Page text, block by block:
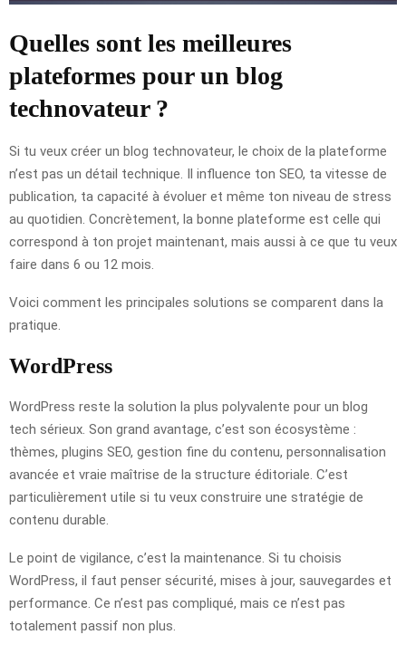
Quelles sont les meilleures
plateformes pour un blog
technovateur ?
Si tu veux créer un blog technovateur, le choix de la plateforme
n’est pas un détail technique. Il influence ton SEO, ta vitesse de
publication, ta capacité à évoluer et même ton niveau de stress
au quotidien. Concrètement, la bonne plateforme est celle qui
correspond à ton projet maintenant, mais aussi à ce que tu veux
faire dans 6 ou 12 mois.
Voici comment les principales solutions se comparent dans la
pratique.
WordPress
WordPress reste la solution la plus polyvalente pour un blog
tech sérieux. Son grand avantage, c’est son écosystème :
thèmes, plugins SEO, gestion fine du contenu, personnalisation
avancée et vraie maîtrise de la structure éditoriale. C’est
particulièrement utile si tu veux construire une stratégie de
contenu durable.
Le point de vigilance, c’est la maintenance. Si tu choisis
WordPress, il faut penser sécurité, mises à jour, sauvegardes et
performance. Ce n’est pas compliqué, mais ce n’est pas
totalement passif non plus.